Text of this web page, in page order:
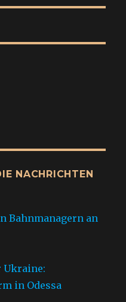
NACHRICHTEN
Bahnmanagern an
Ukraine:
in Odessa